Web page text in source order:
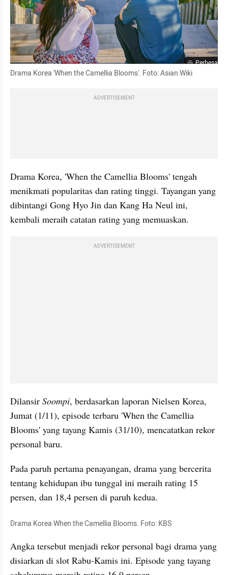
Perbesar
Drama Korea 'When the Camellia Blooms'. Foto: Asian Wiki
ADVERTISEMENT
Drama Korea, 'When the Camellia Blooms' tengah
menikmati popularitas dan rating tinggi. Tayangan yang
dibintangi Gong Hyo Jin dan Kang Ha Neul ini,
kembali meraih catatan rating yang memuaskan.
ADVERTISEMENT
Dilansir Soompi, berdasarkan laporan Nielsen Korea,
Jumat (1/11), episode terbaru 'When the Camellia
Blooms' yang tayang Kamis (31/10), mencatatkan rekor
personal baru.
Pada paruh pertama penayangan, drama yang bercerita
tentang kehidupan ibu tunggal ini meraih rating 15
persen, dan 18,4 persen di paruh kedua.
Drama Korea When the Camellia Blooms. Foto: KBS
Angka tersebut menjadi rekor personal bagi drama yang
disiarkan di slot Rabu-Kamis ini. Episode yang tayang